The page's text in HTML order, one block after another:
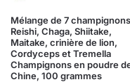
Mélange de 7
Reishi, Chaga, Shiitake,
Maitake, crinière de lion,
Cordyceps et Tremella
Champignons en poudre
Chine, 100 grammes